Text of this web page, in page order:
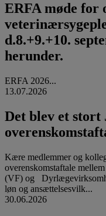
ERFA møde for
d.8.+9.+10.
herunder.
ERFA 2026...
13.07.2026
Det blev et stort
Kære medlemmer og
overenskomstaftale
(VF) og
løn og ansættelsesvilk...
30.06.2026